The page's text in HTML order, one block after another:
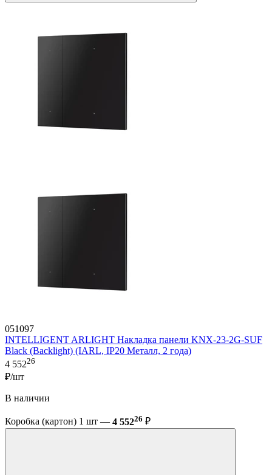
051097
INTELLIGENT ARLIGHT Накладка панели KNX-23-2G-SUF
Black (Backlight) (IARL, IP20 Металл, 2 года)
4 55226
₽/шт
В наличии
Коробка (картон) 1 шт — 4 55226 ₽